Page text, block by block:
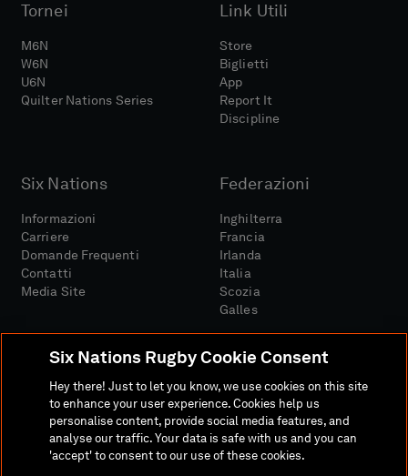
Tornei
M6N
W6N
U6N
Quilter Nations Series
Link Utili
Store
Biglietti
App
Report It
Discipline
Six Nations
Informazioni
Carriere
Domande Frequenti
Contatti
Media Site
Federazioni
Inghilterra
Francia
Irlanda
Italia
Scozia
Galles
Sito MediaTermini E Condizioni
Politica Sulla RiservatezzaInformativa Sui Cookie
Politica Sociale E Digitale
Six Nations Rugby Cookie Consent
Hey there! Just to let you know, we use cookies on this site
to enhance your user experience. Cookies help us
personalise content, provide social media features, and
analyse our traffic. Your data is safe with us and you can
'accept' to consent to our use of these cookies.